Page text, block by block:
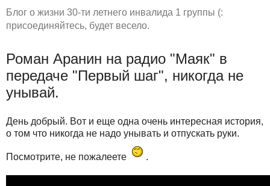
Блог о жизни 30-ти летнего инвалида 1 группы (:
присоединяйтесь, будет весело.
Роман Аранин на радио "Маяк" в
передаче "Первый шаг", никогда не
унывай.
День добрый. Вот и еще одна очень интересная история,
о том что никогда не надо унывать и отпускать руки.
Посмотрите, не пожалеете .